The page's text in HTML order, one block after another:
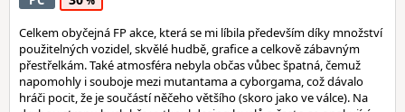
Celkem obyčejná FP akce, která se mi líbila především díky množství
použitelných vozidel, skvělé hudbě, grafice a celkově zábavným
přestřelkám. Také atmosféra nebyla občas vůbec špatná, čemuž
napomohly i souboje mezi mutantama a cyborgama, což dávalo
hráči pocit, že je součástí něčeho většího (skoro jako ve válce). Na